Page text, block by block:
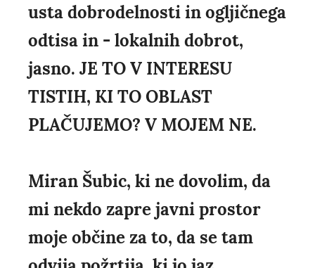
usta dobrodelnosti in ogljičnega
odtisa in - lokalnih dobrot,
jasno. JE TO V INTERESU
TISTIH, KI TO OBLAST
PLAČUJEMO? V MOJEM NE.
Miran Šubic, ki ne dovolim, da
mi nekdo zapre javni prostor
moje občine za to, da se tam